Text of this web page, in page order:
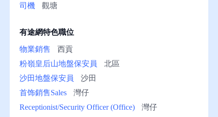
司機
觀塘
有途網特色職位
物業銷售
西貢
粉嶺皇后山地盤保安員
北區
沙田地盤保安員
沙田
首饰銷售Sales
灣仔
Receptionist/Security Officer (Office)
灣仔